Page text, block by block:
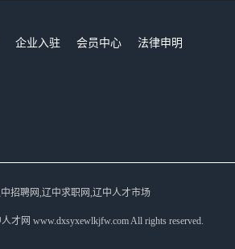
企业入驻 会员中心
法律申明
招聘网,辽中求职网,辽中人才市场
才网 www.dxsyxewlkjfw.com All rights reserved.